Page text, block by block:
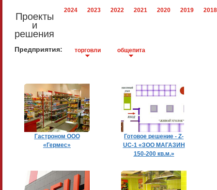
Проекты
и
решения
2024 2023 2022 2021 2020 2019 2018
Предприятия: торговли общепита
Гастроном ООО
«Гермес»
Готовое решение - Z-
UC-1 «ЗОО МАГАЗИН
150-200 кв.м.»